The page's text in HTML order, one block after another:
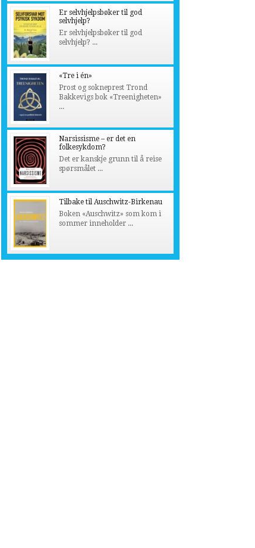
Er selvhjelpsbøker til god
selvhjelp?
Er selvhjelpsbøker til god
selvhjelp? ...
«Tre i én»
Prost og sokneprest Trond
Bakkevigs bok «Treenigheten»
...
Narsissisme – er det en
folkesykdom?
Det er kanskje grunn til å reise
spørsmålet ...
Tilbake til Auschwitz-Birkenau
Boken «Auschwitz» som kom i
sommer inneholder ...